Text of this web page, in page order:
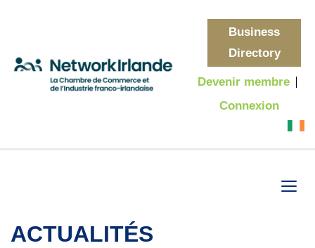
Business
Directory
Devenir membre
Connexion
ACTUALITÉS